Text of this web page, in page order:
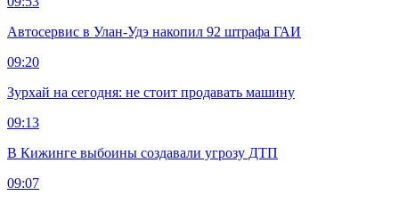
Автосервис в Улан-Удэ накопил 92 штрафа ГАИ
09:20
Зурхай на сегодня: не стоит продавать машину
09:13
В Кижинге выбоины создавали угрозу ДТП
09:07